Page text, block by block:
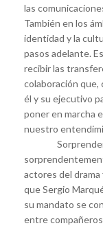
las
También en los
identidad y la
pasos adelante.
recibir las
colaboración que,
él y su ejecutivo
poner en marcha
nuestro
actores del drama
que Sergio
su mandato se
entre